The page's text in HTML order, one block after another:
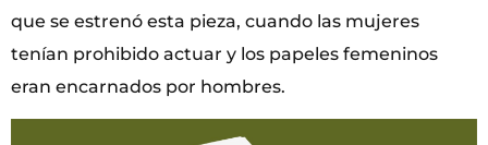
que se estrenó esta pieza, cuando las mujeres
tenían prohibido actuar y los papeles femeninos
eran encarnados por hombres.